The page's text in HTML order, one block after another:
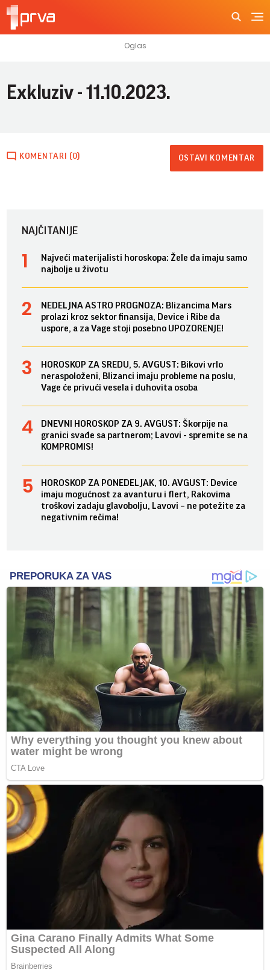
Exkluziv - 11.10.2023.
KOMENTARI (0) OSTAVI KOMENTAR
NAJČITANIJE
Najveći materijalisti horoskopa: Žele da imaju samo
najbolje u životu
NEDELJNA ASTRO PROGNOZA: Blizancima Mars
prolazi kroz sektor finansija, Device i Ribe da
uspore, a za Vage stoji posebno UPOZORENJE!
HOROSKOP ZA SREDU, 5. AVGUST: Bikovi vrlo
neraspoloženi, Blizanci imaju probleme na poslu,
Vage će privući vesela i duhovita osoba
DNEVNI HOROSKOP ZA 9. AVGUST: Škorpije na
granici svađe sa partnerom; Lavovi - spremite se na
KOMPROMIS!
HOROSKOP ZA PONEDELJAK, 10. AVGUST: Device
imaju mogućnost za avanturu i flert, Rakovima
troškovi zadaju glavobolju, Lavovi – ne potežite za
negativnim rečima!